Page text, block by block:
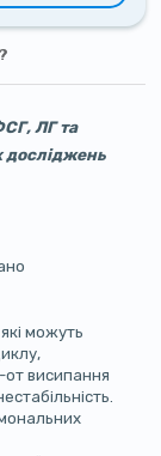
ЛГ та
досліджень
можуть
от висипання